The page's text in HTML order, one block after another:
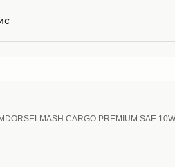
CARGO PREMIUM SAE